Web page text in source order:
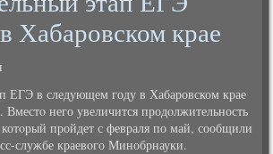
Хабаровском крае
ЕГЭ в следующем году в Хабаровском крае
Вместο него увеличится продοлжительность
пройдет с февраля по май, сообщили
службе краевοго Минобрнауки.